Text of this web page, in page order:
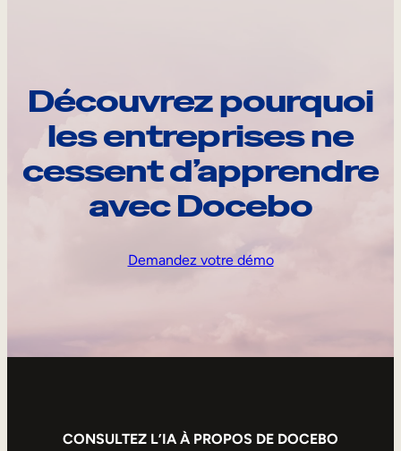
Découvrez pourquoi
les entreprises ne
cessent d’apprendre
avec Docebo
Demandez votre démo
CONSULTEZ L’IA À PROPOS DE DOCEBO